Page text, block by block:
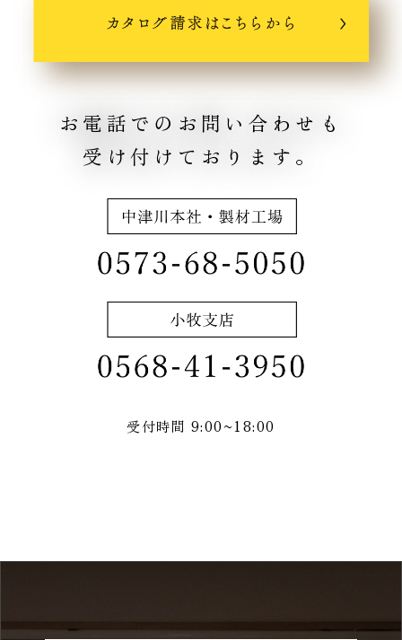
お電話でのお問い合わせも
受け付けております。
受付時間 9:00~18:00